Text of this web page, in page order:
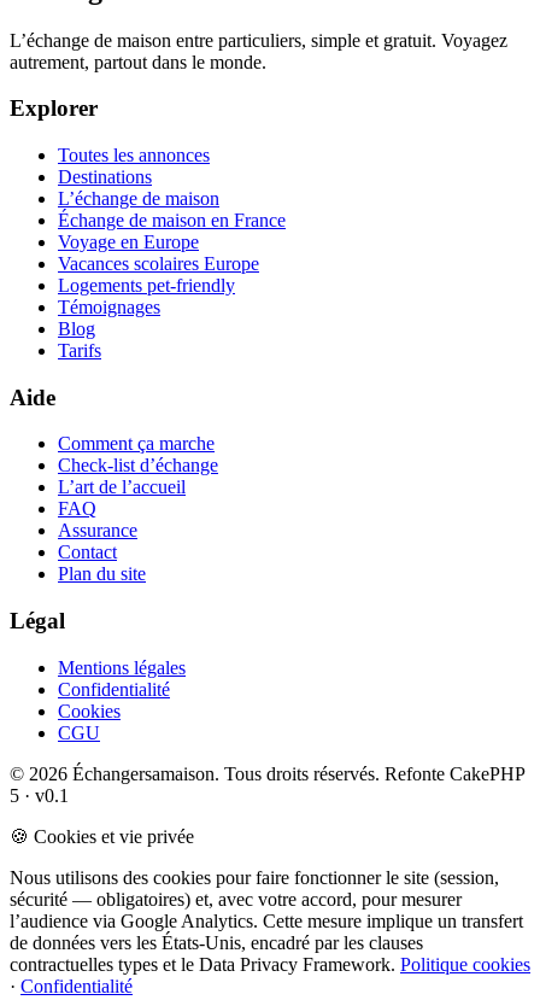
L’échange de maison entre particuliers, simple et gratuit. Voyagez
autrement, partout dans le monde.
Explorer
Toutes les annonces
Destinations
L’échange de maison
Échange de maison en France
Voyage en Europe
Vacances scolaires Europe
Logements pet-friendly
Témoignages
Blog
Tarifs
Aide
Comment ça marche
Check-list d’échange
L’art de l’accueil
FAQ
Assurance
Contact
Plan du site
Légal
Mentions légales
Confidentialité
Cookies
CGU
© 2026 Échangersamaison. Tous droits réservés. Refonte CakePHP
5 · v0.1
🍪 Cookies et vie privée
Nous utilisons des cookies pour faire fonctionner le site (session,
sécurité — obligatoires) et, avec votre accord, pour mesurer
l’audience via Google Analytics. Cette mesure implique un transfert
de données vers les États-Unis, encadré par les clauses
contractuelles types et le Data Privacy Framework. Politique cookies
· Confidentialité